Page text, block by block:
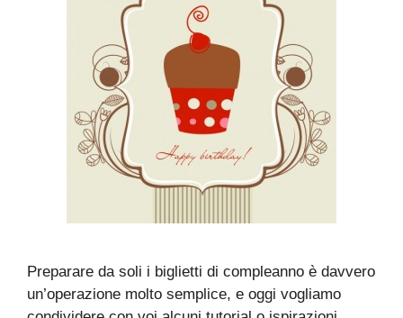
Preparare da soli i biglietti di compleanno è davvero
un’operazione molto semplice, e oggi vogliamo